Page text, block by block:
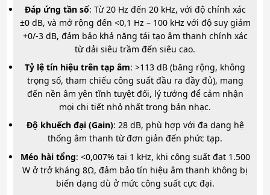
Đáp ứng tần số: Từ 20 Hz đến 20 kHz, với độ chính xác
±0 dB, và mở rộng đến <0,1 Hz – 100 kHz với độ suy giảm
+0/-3 dB, đảm bảo khả năng tái tạo âm thanh chính xác
từ dải siêu trầm đến siêu cao.
Tỷ lệ tín hiệu trên tạp âm: >113 dB (băng rộng, không
trọng số, tham chiếu công suất đầu ra đầy đủ), mang
đến nền âm yên tĩnh tuyệt đối, lý tưởng để cảm nhận
mọi chi tiết nhỏ nhất trong bản nhạc.
Độ khuếch đại (Gain): 28 dB, phù hợp với đa dạng hệ
thống âm thanh từ đơn giản đến phức tạp.
Méo hài tổng: <0,007% tại 1 kHz, khi công suất đạt 1.500
W ở trở kháng 8Ω, đảm bảo tín hiệu âm thanh không bị
biến dạng dù ở mức công suất cực đại.